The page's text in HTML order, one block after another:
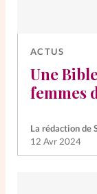
ACTUS
Une
femmes
La rédaction de
12 Avr 2024